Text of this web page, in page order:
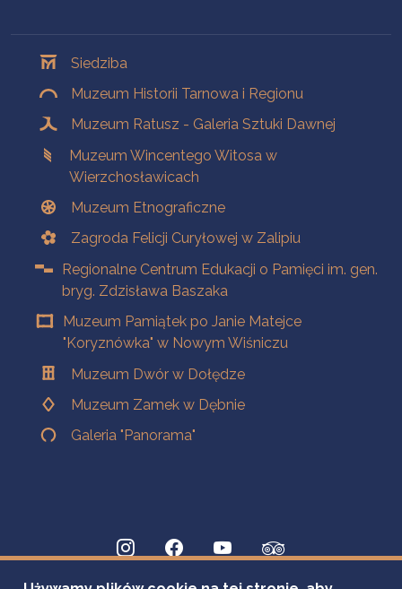
Siedziba
Muzeum Historii Tarnowa i Regionu
Muzeum Ratusz - Galeria Sztuki Dawnej
Muzeum Wincentego Witosa w
Wierzchosławicach
Muzeum Etnograficzne
Zagroda Felicji Curyłowej w Zalipiu
Regionalne Centrum Edukacji o Pamięci im. gen.
bryg. Zdzisława Baszaka
Muzeum Pamiątek po Janie Matejce
"Koryznówka" w Nowym Wiśniczu
Muzeum Dwór w Dołędze
Muzeum Zamek w Dębnie
Galeria "Panorama"